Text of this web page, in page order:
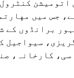
اتومیشن
ہے، جس میں
برانڈوں کے
سیواجیل
سی، کارخانہ،